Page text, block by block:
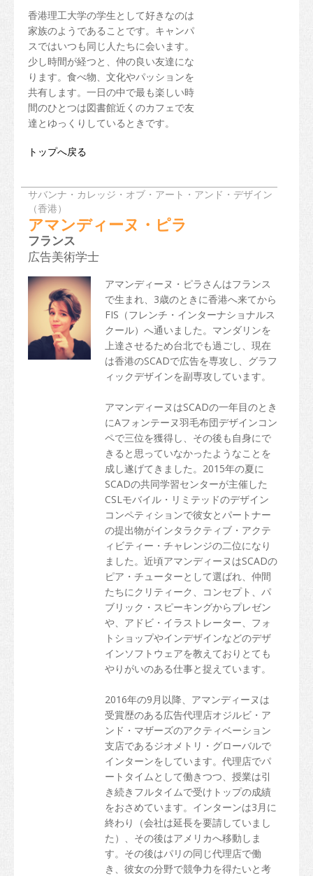
香港理工大学の学生として好きなのは
家族のようであることです。キャンパ
スではいつも同じ人たちに会います。
少し時間が経つと、仲の良い友達にな
ります。食べ物、文化やパッションを
共有します。一日の中で最も楽しい時
間のひとつは図書館近くのカフェで友
達とゆっくりしているときです。
トップへ戻る
サバンナ・カレッジ・オブ・アート・アンド・デザイン
（香港）
アマンディーヌ・ピラ
フランス
広告美術学士
アマンディーヌ・ピラさんはフランス
で生まれ、3歳のときに香港へ来てから
FIS（フレンチ・インターナショナルス
クール）へ通いました。マンダリンを
上達させるため台北でも過ごし、現在
は香港のSCADで広告を専攻し、グラフ
ィックデザインを副専攻しています。
アマンディーヌはSCADの一年目のとき
にAフォンテーヌ羽毛布団デザインコン
ペで三位を獲得し、その後も自身にで
きると思っていなかったようなことを
成し遂げてきました。2015年の夏に
SCADの共同学習センターが主催した
CSLモバイル・リミテッドのデザイン
コンペティションで彼女とパートナー
の提出物がインタラクティブ・アクテ
ィビティー・チャレンジの二位になり
ました。近頃アマンディーヌはSCADの
ピア・チューターとして選ばれ、仲間
たちにクリティーク、コンセプト、パ
ブリック・スピーキングからプレゼン
や、アドビ・イラストレーター、フォ
トショップやインデザインなどのデザ
インソフトウェアを教えておりとても
やりがいのある仕事と捉えています。
2016年の9月以降、アマンディーヌは
受賞歴のある広告代理店オジルビ・ア
ンド・マザーズのアクティベーション
支店であるジオメトリ・グローバルで
インターンをしています。代理店でパ
ートタイムとして働きつつ、授業は引
き続きフルタイムで受けトップの成績
をおさめています。インターンは3月に
終わり（会社は延長を要請していまし
た）、その後はアメリカへ移動しま
す。その後はパリの同じ代理店で働
き、彼女の分野で競争力を得たいと考